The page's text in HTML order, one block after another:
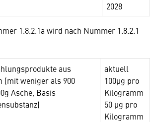
2028
1.8.2.1a wird nach Nummer 1.8.2.1
aus
(mit weniger als 900
Asche, Basis
aktuell
100µg pro
Kilogramm
50 µg pro
Kilogramm